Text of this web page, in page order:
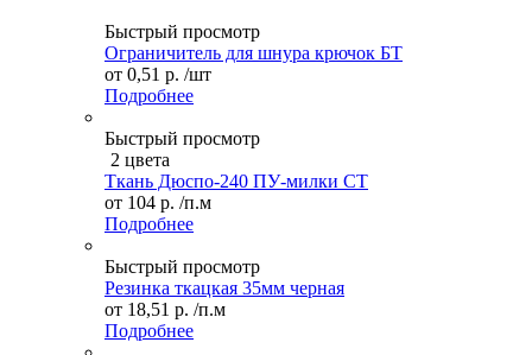
Быстрый просмотр
Ограничитель для шнура крючок БТ
от 0,51 р. /шт
Подробнее
Быстрый просмотр
2 цвета
Ткань Дюспо-240 ПУ-милки СТ
от 104 р. /п.м
Подробнее
Быстрый просмотр
Резинка ткацкая 35мм черная
от 18,51 р. /п.м
Подробнее